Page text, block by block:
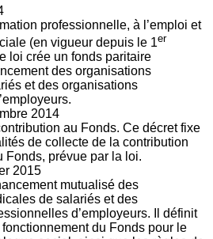
professionnelle, à l’emploi et
(en vigueur depuis le 1er
loi crée un fonds paritaire
des organisations
et des organisations
2014
au Fonds. Ce décret fixe
de collecte de la contribution
Fonds, prévue par la loi.
2015
mutualisé des
de salariés et des
d’employeurs. Il définit
fonctionnement du Fonds pour le